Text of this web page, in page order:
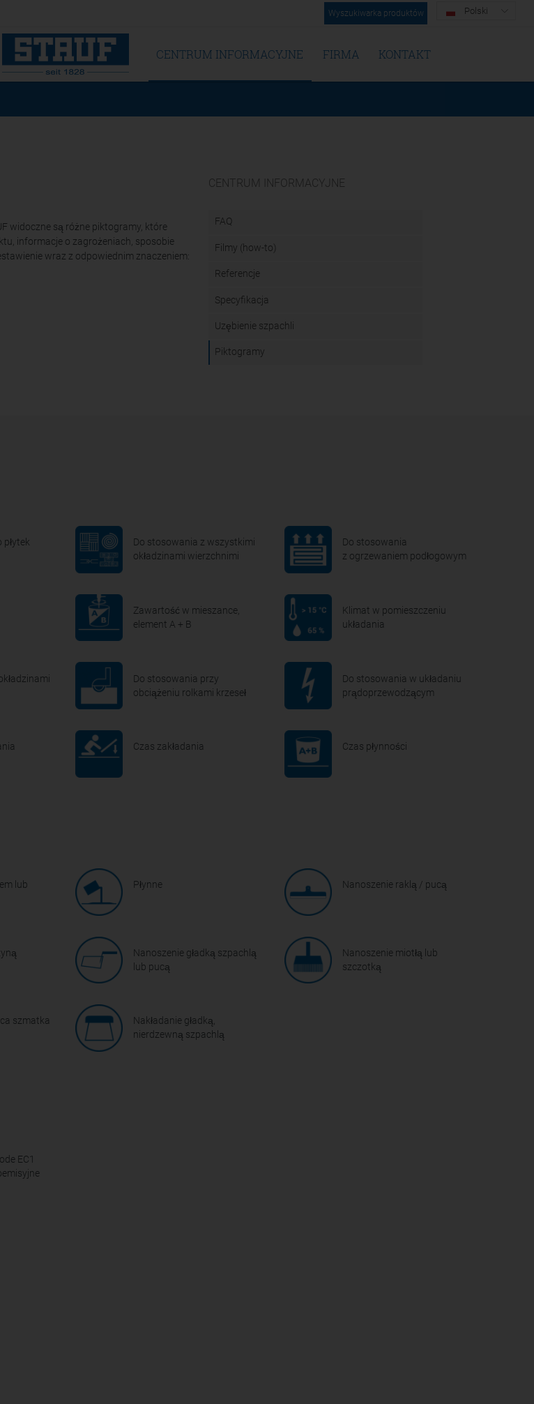
Wyszukiwarka produktów Polski
CENTRUM INFORMACYJNE FIRMA KONTAKT
widoczne są różne piktogramy, które
informacje o zagrożeniach, sposobie
wraz z odpowiednim znaczeniem:
CENTRUM INFORMACYJNE
FAQ
Filmy (how-to)
Referencje
Specyfikacja
Uzębienie szpachli
Piktogramy
Do stosowania z wszystkimi
okładzinami wierzchnimi
Do stosowania
z ogrzewaniem podłogowym
Zawartość w mieszance,
element A + B
Klimat w pomieszczeniu
układania
Do stosowania przy
obciążeniu rolkami krzeseł
Do stosowania w układaniu
prądoprzewodzącym
Czas zakładania Czas płynności
lub
Płynne Nanoszenie raklą / pucą
Nanoszenie gładką szpachlą
lub pucą
Nanoszenie miotłą lub
szczotką
szmatka
Nakładanie gładką,
nierdzewną szpachlą
EC1